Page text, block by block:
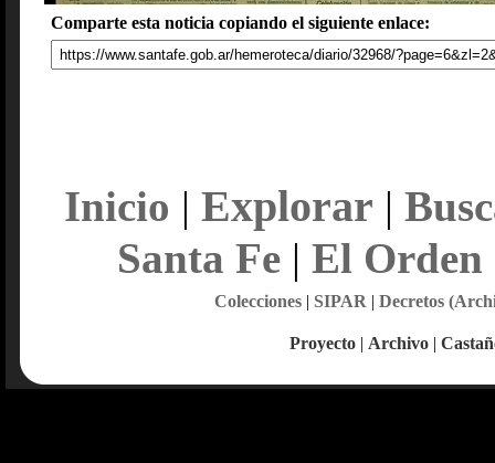
Comparte esta noticia copiando el siguiente enlace:
Inicio | Explorar |
Santa Fe| El Orden
Colecciones| SIPAR | Decretos
Proyecto | Archivo |